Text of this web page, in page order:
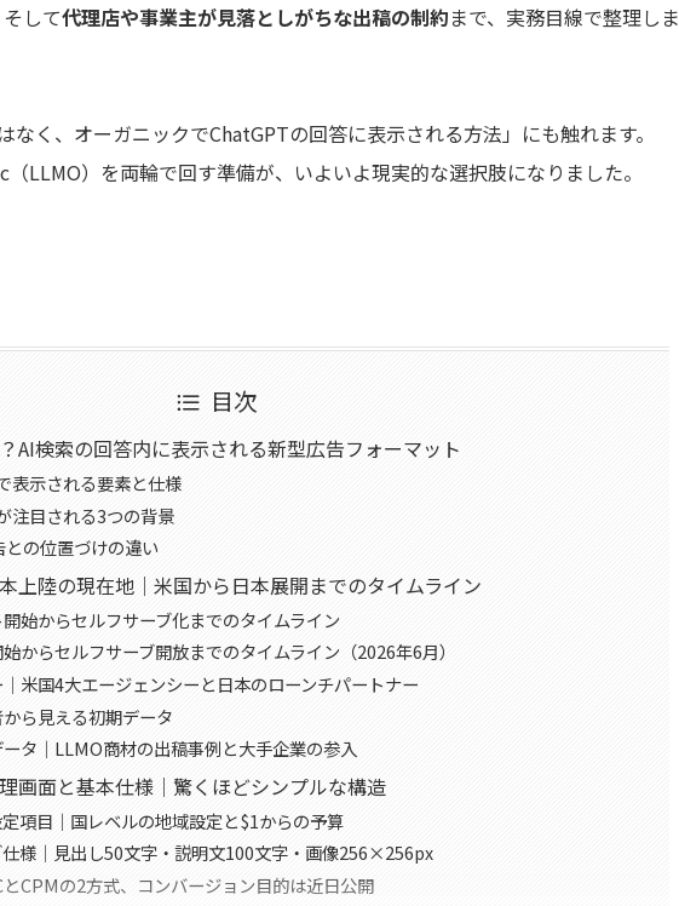
して代理店や事業主が見落としがちな出稿の制約まで、実務目線で整理しま
なく、オーガニックでChatGPTの回答に表示される方法」にも触れます。
LLMO）を両輪で回す準備が、いよいよ現実的な選択肢になりました。
目次
AI検索の回答内に表示される新型広告フォーマット
表示される要素と仕様
注目される3つの背景
の位置づけの違い
上陸の現在地｜米国から日本展開までのタイムライン
始からセルフサーブ化までのタイムライン
からセルフサーブ開放までのタイムライン（2026年6月）
米国4大エージェンシーと日本のローンチパートナー
ら見える初期データ
タ｜LLMO商材の出稿事例と大手企業の参入
画面と基本仕様｜驚くほどシンプルな構造
項目｜国レベルの地域設定と$1からの予算
仕様｜見出し50文字・説明文100文字・画像256×256px
CPMの2方式、コンバージョン目的は近日公開